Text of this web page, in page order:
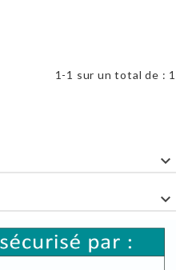
1-1 sur un total de : 1

